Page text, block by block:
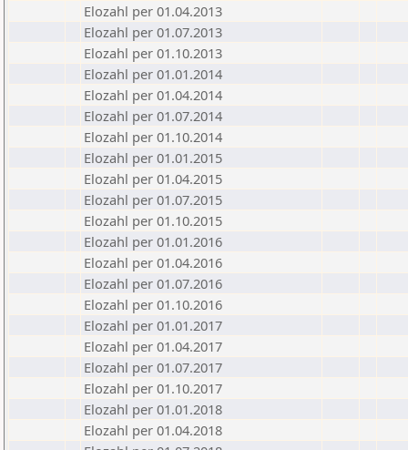
Elozahl per 01.04.2013
Elozahl per 01.07.2013
Elozahl per 01.10.2013
Elozahl per 01.01.2014
Elozahl per 01.04.2014
Elozahl per 01.07.2014
Elozahl per 01.10.2014
Elozahl per 01.01.2015
Elozahl per 01.04.2015
Elozahl per 01.07.2015
Elozahl per 01.10.2015
Elozahl per 01.01.2016
Elozahl per 01.04.2016
Elozahl per 01.07.2016
Elozahl per 01.10.2016
Elozahl per 01.01.2017
Elozahl per 01.04.2017
Elozahl per 01.07.2017
Elozahl per 01.10.2017
Elozahl per 01.01.2018
Elozahl per 01.04.2018